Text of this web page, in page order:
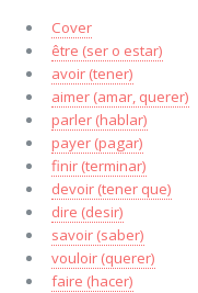
Cover
être (ser o estar)
avoir (tener)
aimer (amar, querer)
parler (hablar)
payer (pagar)
finir (terminar)
devoir (tener que)
dire (desir)
savoir (saber)
vouloir (querer)
faire (hacer)